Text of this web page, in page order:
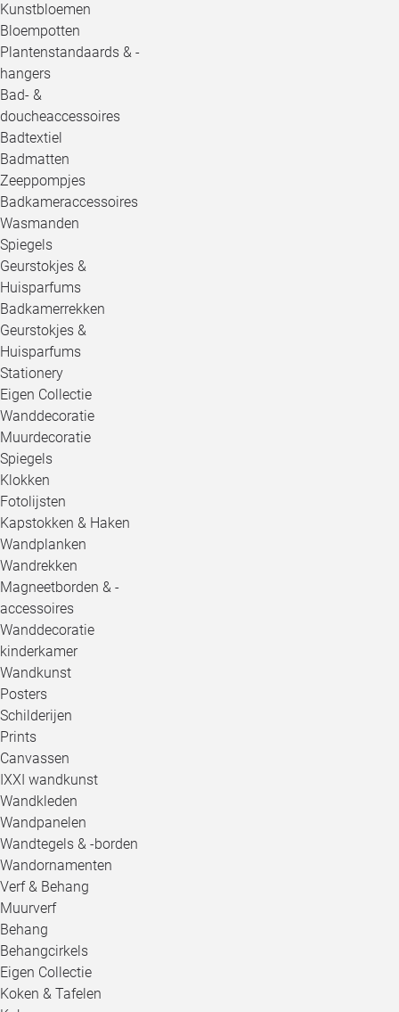
Kunstbloemen
Bloempotten
Plantenstandaards & -
hangers
Bad- &
doucheaccessoires
Badtextiel
Badmatten
Zeeppompjes
Badkameraccessoires
Wasmanden
Spiegels
Geurstokjes &
Huisparfums
Badkamerrekken
Geurstokjes &
Huisparfums
Stationery
Eigen Collectie
Wanddecoratie
Muurdecoratie
Spiegels
Klokken
Fotolijsten
Kapstokken & Haken
Wandplanken
Wandrekken
Magneetborden & -
accessoires
Wanddecoratie
kinderkamer
Wandkunst
Posters
Schilderijen
Prints
Canvassen
IXXI wandkunst
Wandkleden
Wandpanelen
Wandtegels & -borden
Wandornamenten
Verf & Behang
Muurverf
Behang
Behangcirkels
Eigen Collectie
Koken & Tafelen